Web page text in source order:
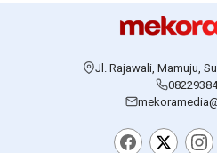
Jl. Rajawali, Mamuju,